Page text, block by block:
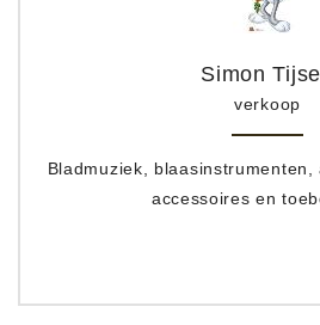
Simon
verkoop
Bladmuziek,
accessoires en